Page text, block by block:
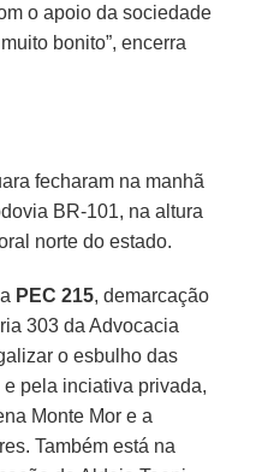
o apoio da sociedade
bonito”, encerra
fecharam na manhã
BR-101, na altura
norte do estado.
PEC 215, demarcação
303 da Advocacia
o esbulho das
pela inciativa privada,
Monte Mor e a
Também está na